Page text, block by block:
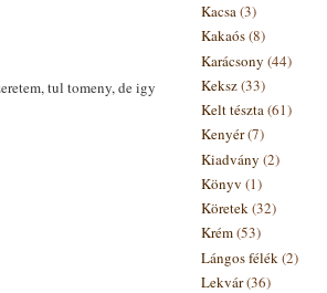
tul tomeny, de igy
Kacsa(3)
Kakaós(8)
Karácsony (44)
Keksz(33)
Kelt tészta(61)
Kenyér(7)
Kiadvány (2)
Könyv (1)
Köretek(32)
Krém(53)
Lángos félék (2)
Lekvár(36)